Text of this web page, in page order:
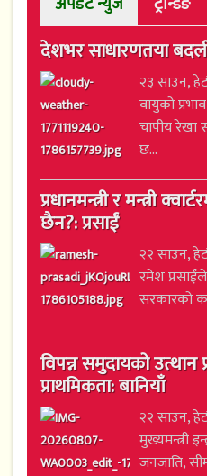
देशभर साधारणतया
२३ साउन,
वायुको
चापीय
छ...
प्रधानमन्त्री र मन्त्री
छैन?: प्रसाईं
२२ साउन,
रमेश
सरकारको
विपन्न समुदायको
प्राथमिकता: बानियाँ
२२ साउन,
मुख्यमन्त्री
जनजाति,